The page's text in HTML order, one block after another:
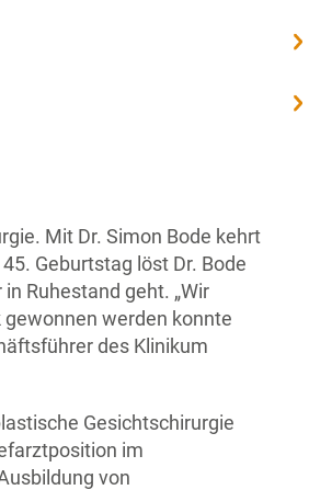
Mit Dr. Simon Bode kehrt
Geburtstag löst Dr. Bode
Ruhestand geht. „Wir
werden konnte
des Klinikum
Gesichtschirurgie
im
von